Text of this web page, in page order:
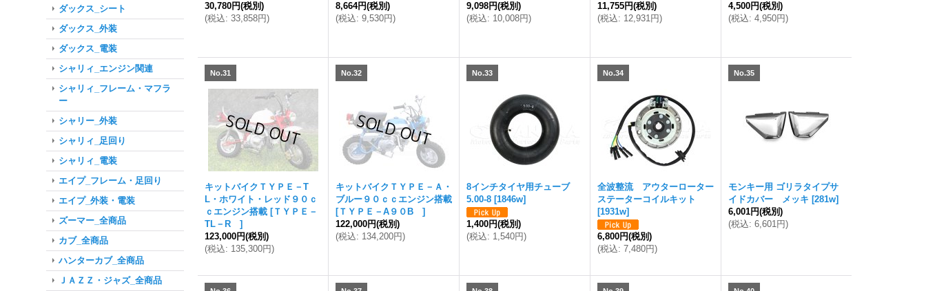
ダックス_シート
ダックス_外装
ダックス_電装
シャリィ_エンジン関連
シャリィ_フレーム・マフラ
ー
シャリー_外装
シャリィ_足回り
シャリィ_電装
エイプ_フレーム・足回り
エイプ_外装・電装
ズーマー_全商品
カブ_全商品
ハンターカブ_全商品
ＪＡＺＺ・ジャズ_全商品
30,780円(税別)
(税込: 33,858円)
8,664円(税別)
(税込: 9,530円)
9,098円(税別)
(税込: 10,008円)
11,755円(税別)
(税込: 12,931円)
4,500円(税別)
(税込: 4,950円)
No.31
キットバイクＴＹＰＥ－T
L・ホワイト・レッド９０ｃ
ｃエンジン搭載 [ＴＹＰＥ－
TL－R]
123,000円(税別)
(税込: 135,300円)
No.32
キットバイクＴＹＰＥ－Ａ・
ブルー９０ｃｃエンジン搭載
[ＴＹＰＥ－A９０B]
122,000円(税別)
(税込: 134,200円)
No.33
8インチタイヤ用チューブ
5.00-8 [1846w]
1,400円(税別)
(税込: 1,540円)
No.34
全波整流 アウターローター
ステーターコイルキット
[1931w]
6,800円(税別)
(税込: 7,480円)
No.35
モンキー用 ゴリラタイプサ
イドカバー メッキ [281w]
6,001円(税別)
(税込: 6,601円)